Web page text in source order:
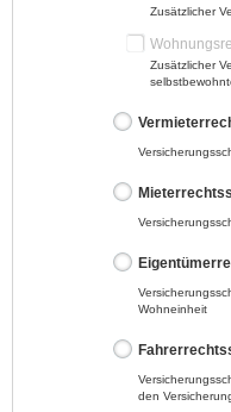
Zusätzlicher
Zusätzlicher
Wohneinheit
den